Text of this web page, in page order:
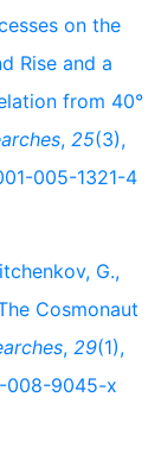
on the
Rise and a
from 40°
, 25(3),
005-1321-4
G.,
Cosmonaut
, 29(1),
008-9045-x